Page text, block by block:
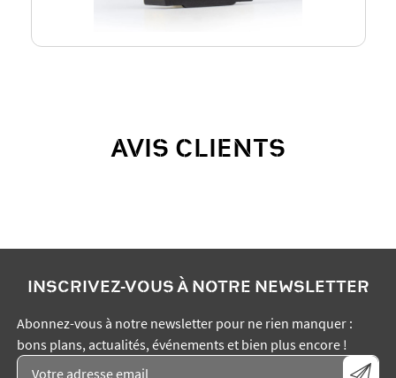
AVIS CLIENTS
INSCRIVEZ-VOUS À NOTRE NEWSLETTER
Abonnez-vous à notre newsletter pour ne rien manquer :
bons plans, actualités, événements et bien plus encore !